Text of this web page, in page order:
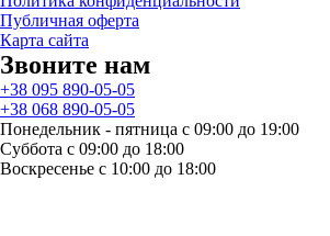
Публичная оферта
Карта сайта
Звоните нам
+38 095 890-05-05
+38 068 890-05-05
Понедельник - пятница с 09:00 до 19:00
Суббота с 09:00 до 18:00
Воскресенье с 10:00 до 18:00